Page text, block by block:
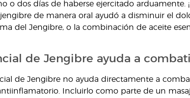
o dos días de haberse ejercitado arduamente.
de manera oral ayudó a disminuir el
del Jengibre, o la combinación de aceite
de Jengibre ayuda a
de Jengibre no ayuda directamente a
Incluirlo como parte de un